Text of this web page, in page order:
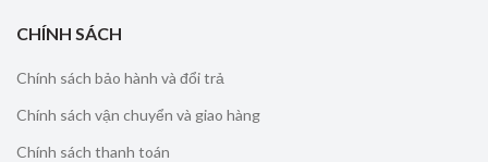
CHÍNH SÁCH
Chính sách bảo hành và đổi trả
Chính sách vận chuyển và giao hàng
Chính sách thanh toán